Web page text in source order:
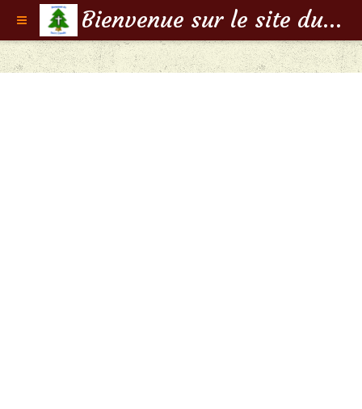
Bienvenue sur le site du Doyenné de Saint-Claude